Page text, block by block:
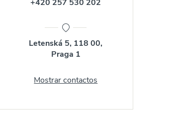
+420 257 530 202
Letenská 5, 118 00,
Praga 1
Mostrar contactos